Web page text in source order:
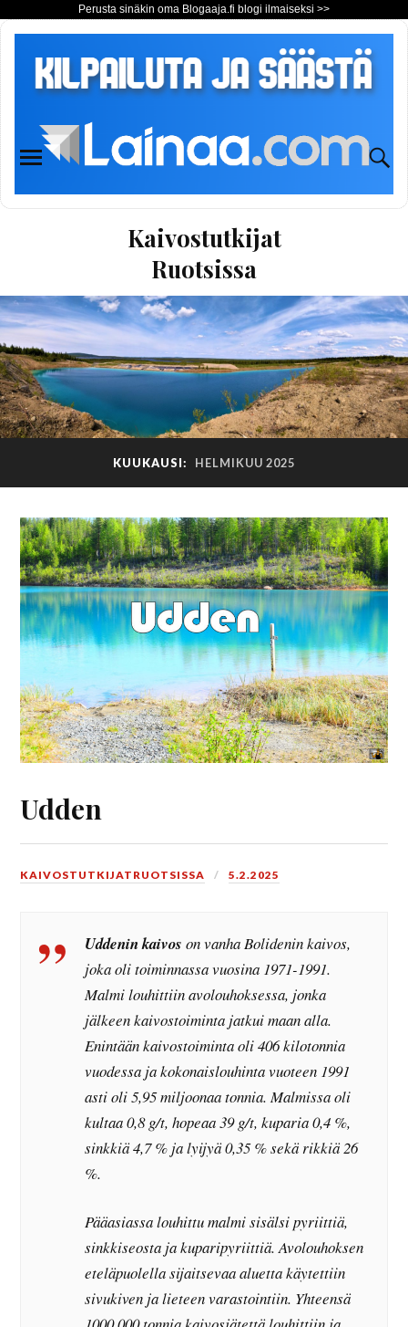
Perusta sinäkin oma Blogaaja.fi blogi ilmaiseksi >>
Kaivostutkijat
Ruotsissa
KUUKAUSI: HELMIKUU 2025
Udden
KAIVOSTUTKIJATRUOTSISSA 5.2.2025
Uddenin kaivoson vanha Bolidenin kaivos,
joka oli toiminnassa vuosina 1971-1991.
Malmi louhittiin avolouhoksessa, jonka
jälkeen kaivostoiminta jatkui maan alla.
Enintään kaivostoiminta oli 406 kilotonnia
vuodessa ja kokonaislouhinta vuoteen 1991
asti oli 5,95 miljoonaa tonnia. Malmissa oli
kultaa 0,8 g/t, hopeaa 39 g/t, kuparia 0,4 %,
sinkkiä 4,7 % ja lyijyä 0,35 % sekä rikkiä 26
%.
Pääasiassa louhittu malmi sisälsi pyriittiä,
sinkkiseosta ja kuparipyriittiä. Avolouhoksen
eteläpuolella sijaitsevaa aluetta käytettiin
sivukiven ja lieteen varastointiin. Yhteensä